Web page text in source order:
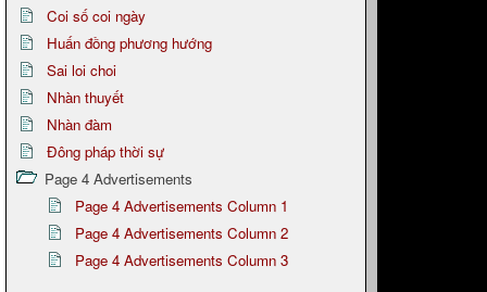
Coi số coi ngày
Huấn đồng phương hướng
Sai loi choi
Nhàn thuyết
Nhàn đàm
Đông pháp thời sự
Page 4 Advertisements
Page 4 Advertisements Column 1
Page 4 Advertisements Column 2
Page 4 Advertisements Column 3